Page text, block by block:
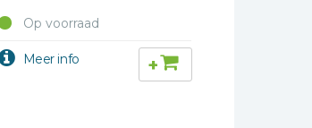
Op voorraad
+